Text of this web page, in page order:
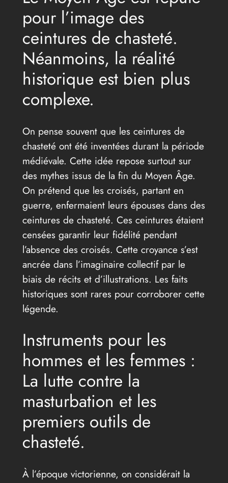
pour l’image des
ceintures de chasteté.
Néanmoins, la réalité
historique est bien plus
complexe.
On pense souvent que les ceintures de
chasteté ont été inventées durant la période
médiévale. Cette idée repose surtout sur
des mythes issus de la fin du Moyen Âge.
On prétend que les croisés, partant en
guerre, enfermaient leurs épouses dans des
ceintures de chasteté. Ces ceintures étaient
censées garantir leur fidélité pendant
l’absence des croisés. Cette croyance s’est
ancrée dans l’imaginaire collectif par le
biais de récits et d’illustrations. Les faits
historiques sont rares pour corroborer cette
légende.
Instruments pour les
hommes et les femmes :
La lutte contre la
masturbation et les
premiers outils de
chasteté.
À l’époque victorienne, on considérait la